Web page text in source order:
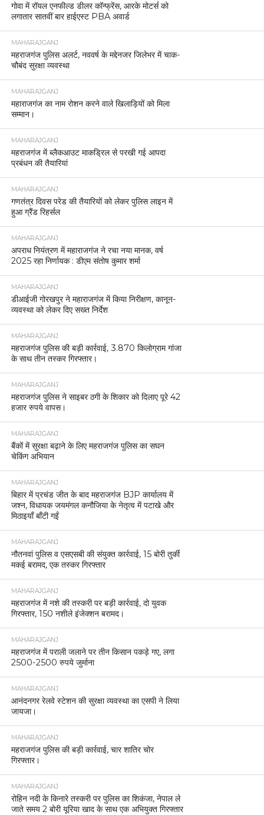
गोवा में रॉयल एनफील्ड डीलर कॉन्फ्रेंस, आरके मोटर्स को
लगातार सातवीं बार हाईएस्ट PBA अवार्ड
MAHARAJGANJ
महराजगंज पुलिस अलर्ट, नववर्ष के मद्देनजर जिलेभर में चाक-
चौबंद सुरक्षा व्यवस्था
MAHARAJGANJ
महाराजगंज का नाम रोशन करने वाले खिलाड़ियों को मिला
सम्मान।
MAHARAJGANJ
महराजगंज में ब्लैकआउट माकड्रिल से परखी गई आपदा
प्रबंधन की तैयारियां
MAHARAJGANJ
गणतंत्र दिवस परेड की तैयारियों को लेकर पुलिस लाइन में
हुआ ग्रैंड रिहर्सल
MAHARAJGANJ
अपराध नियंत्रण में महाराजगंज ने रचा नया मानक, वर्ष
2025 रहा निर्णायक : डीएम संतोष कुमार शर्मा
MAHARAJGANJ
डीआईजी गोरखपुर ने महाराजगंज में किया निरीक्षण, कानून-
व्यवस्था को लेकर दिए सख्त निर्देश
MAHARAJGANJ
महराजगंज पुलिस की बड़ी कार्रवाई, 3.870 किलोग्राम गांजा
के साथ तीन तस्कर गिरफ्तार।
MAHARAJGANJ
महराजगंज पुलिस ने साइबर ठगी के शिकार को दिलाए पूरे 42
हजार रुपये वापस।
MAHARAJGANJ
बैंकों में सुरक्षा बढ़ाने के लिए महराजगंज पुलिस का सघन
चेकिंग अभियान
MAHARAJGANJ
बिहार में प्रचंड जीत के बाद महराजगंज BJP कार्यालय में
जश्न, विधायक जयमंगल कनौजिया के नेतृत्व में पटाखे और
मिठाइयाँ बाँटी गईं
MAHARAJGANJ
नौतनवां पुलिस व एसएसबी की संयुक्त कार्रवाई, 15 बोरी तुर्की
मकई बरामद, एक तस्कर गिरफ्तार
MAHARAJGANJ
महराजगंज में नशे की तस्करी पर बड़ी कार्रवाई, दो युवक
गिरफ्तार, 150 नशीले इंजेक्शन बरामद।
MAHARAJGANJ
महराजगंज में पराली जलाने पर तीन किसान पकड़े गए, लगा
2500-2500 रुपये जुर्माना
MAHARAJGANJ
आनंदनगर रेलवे स्टेशन की सुरक्षा व्यवस्था का एसपी ने लिया
जायजा।
MAHARAJGANJ
महराजगंज पुलिस की बड़ी कार्रवाई, चार शातिर चोर
गिरफ्तार।
MAHARAJGANJ
रोहिन नदी के किनारे तस्करी पर पुलिस का शिकंजा, नेपाल ले
जाते समय 2 बोरी यूरिया खाद के साथ एक अभियुक्त गिरफ्तार